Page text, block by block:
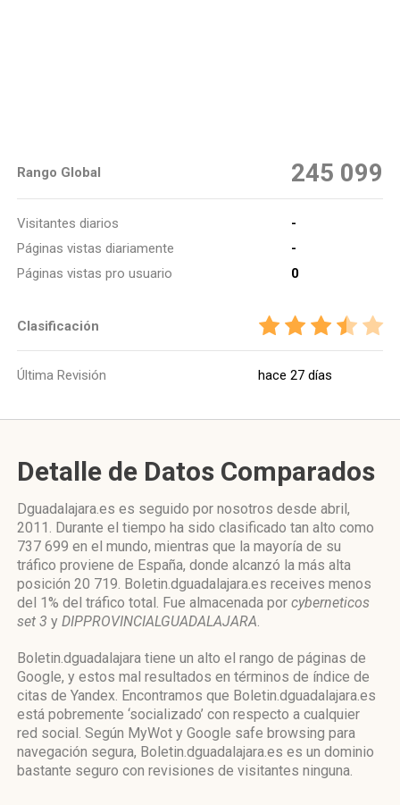
Rango Global 245 099
Visitantes diarios
-
Páginas vistas diariamente
-
Páginas vistas pro usuario
0
Clasificación
Última Revisión hace 27 días
Detalle de Datos Comparados
Dguadalajara.es es seguido por nosotros desde abril,
2011. Durante el tiempo ha sido clasificado tan alto como
737 699 en el mundo, mientras que la mayoría de su
tráfico proviene de España, donde alcanzó la más alta
posición 20 719. Boletin.dguadalajara.es receives menos
del 1% del tráfico total. Fue almacenada por cyberneticos
set 3 y DIPPROVINCIALGUADALAJARA.
Boletin.dguadalajara tiene un alto el rango de páginas de
Google, y estos mal resultados en términos de índice de
citas de Yandex. Encontramos que Boletin.dguadalajara.es
está pobremente ‘socializado’ con respecto a cualquier
red social. Según MyWot y Google safe browsing para
navegación segura, Boletin.dguadalajara.es es un dominio
bastante seguro con revisiones de visitantes ninguna.